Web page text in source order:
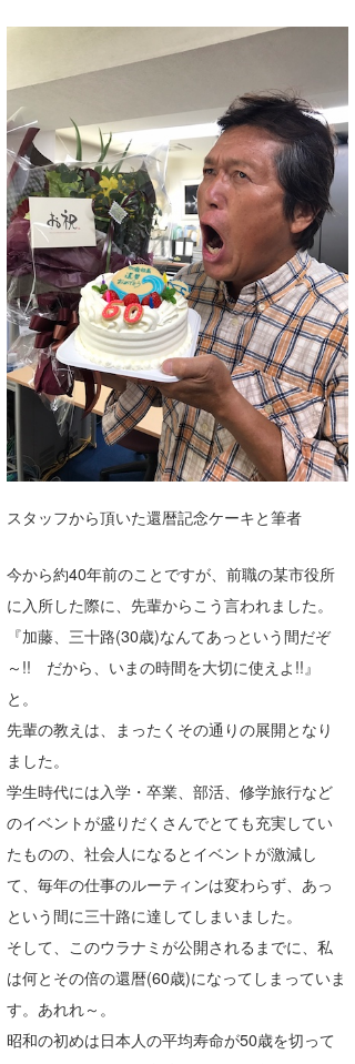
スタッフから頂いた還暦記念ケーキと筆者
今から約40年前のことですが、前職の某市役所
に入所した際に、先輩からこう言われました。
『加藤、三十路(30歳)なんてあっという間だぞ
～!! だから、いまの時間を大切に使えよ!!』
と。
先輩の教えは、まったくその通りの展開となり
ました。
学生時代には入学・卒業、部活、修学旅行など
のイベントが盛りだくさんでとても充実してい
たものの、社会人になるとイベントが激減し
て、毎年の仕事のルーティンは変わらず、あっ
という間に三十路に達してしまいました。
そして、このウラナミが公開されるまでに、私
は何とその倍の還暦(60歳)になってしまっていま
す。あれれ～。
昭和の初めは日本人の平均寿命が50歳を切って
mitsuteru Kamio
Yasunari Inoue
Yoshiyuki Obata
arukasvision
DELTA FORCE SURF
CBA Films
熊谷素子
メディア
SURFMEDIA
Colors MAGAZINE
WAVAL
波伝説アンバサダー/プロライダー
福島寿実子
中浦“JET”章
嵯峨明日香
進士剛光
田原啓江
植村未来
NOBUFUKU
大野”MAR”修聖
波伝説スタッフ
☆加藤
+☆maki☆+
Aichan
chan-U
ECE
G◎Da
KY
MIN
mitz
OYZ
S.K
VAGY
waka☆=
YUKI☆
たっちー
ハンマー
波伝説